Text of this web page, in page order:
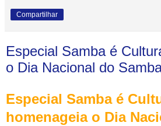
Compartilhar
Especial Samba é
o Dia Nacional do
Especial Samba é
homenageia o Dia